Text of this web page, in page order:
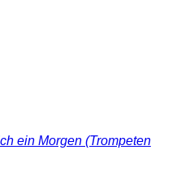
ein Morgen (Trompeten